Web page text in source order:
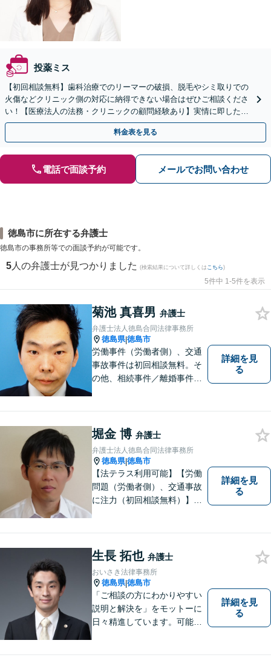
投薬ミス
【初回相談無料】歯科治療でのリーマーの破損、脱毛やシミ取りでの
火傷などクリニック側の対応に納得できない場合はぜひご相談くださ
い！【医療法人の法務・クリニックの顧問経験あり】実情に即したア
ドバイスで、納得のできるトラブルの解決を目指します。
料金表を見る
電話で面談予約 メールでお問い合わせ
徳島市に所在する弁護士
徳島市の事務所等での面談予約が可能です。
5 人の弁護士が見つかりました (検索結果について詳しくは こちら)
5件中 1-5件を表示
菊池 真喜男 弁護士
弁護士法人徳島合同法律事務所
徳島県|徳島市
労働事件（労働者側）、交通
事故事件は初回相談無料。そ
の他、相続事件／離婚事件／
れます。【無料駐車場】
詳細を見
る
堀金 博 弁護士
弁護士法人徳島合同法律事務所
徳島県|徳島市
【法テラス利用可能】【労働
問題（労働者側）、交通事故
に注力（初回相談無料）】市
務整理など）を中心に、社会
的事件にも対応いたします。
お気軽にご相談ください。
詳細を見
る
生長 拓也 弁護士
おいさき法律事務所
徳島県|徳島市
「ご相談の方にわかりやすい
説明と解決を」をモットーに
日々精進しています。可能な
詳細を見
る